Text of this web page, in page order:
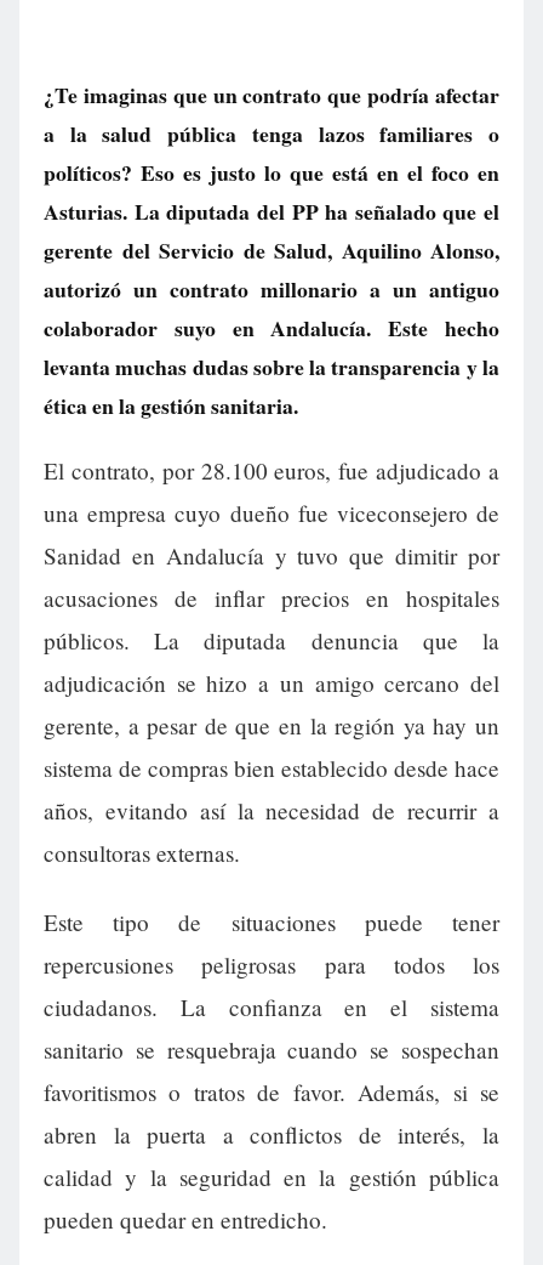
¿Te imaginas que un contrato que podría afectar
a la salud pública tenga lazos familiares o
políticos? Eso es justo lo que está en el foco en
Asturias. La diputada del PP ha señalado que el
gerente del Servicio de Salud, Aquilino Alonso,
autorizó un contrato millonario a un antiguo
colaborador suyo en Andalucía. Este hecho
levanta muchas dudas sobre la transparencia y la
ética en la gestión sanitaria.
El contrato, por 28.100 euros, fue adjudicado a
una empresa cuyo dueño fue viceconsejero de
Sanidad en Andalucía y tuvo que dimitir por
acusaciones de inflar precios en hospitales
públicos. La diputada denuncia que la
adjudicación se hizo a un amigo cercano del
gerente, a pesar de que en la región ya hay un
sistema de compras bien establecido desde hace
años, evitando así la necesidad de recurrir a
consultoras externas.
Este tipo de situaciones puede tener
repercusiones peligrosas para todos los
ciudadanos. La confianza en el sistema
sanitario se resquebraja cuando se sospechan
favoritismos o tratos de favor. Además, si se
abren la puerta a conflictos de interés, la
calidad y la seguridad en la gestión pública
pueden quedar en entredicho.